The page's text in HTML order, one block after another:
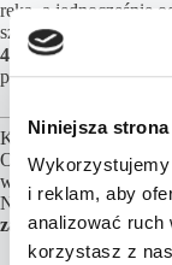
Niniejsza
i reklam, aby
analizować ruch
korzystasz z
ręką, a jednocześnie
szukających
4★ , z opcją HB,
plaży.
Kalkulacja cen opiera
Obiekty noclegowe,
wymieniać, aby jak
Najważniejsze są loty,
zapłacić później,